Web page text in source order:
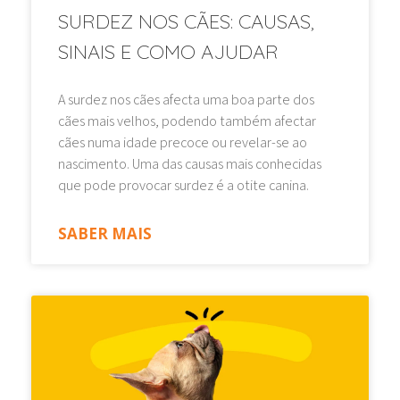
SURDEZ NOS CÃES: CAUSAS,
SINAIS E COMO AJUDAR
A surdez nos cães afecta uma boa parte dos
cães mais velhos, podendo também afectar
cães numa idade precoce ou revelar-se ao
nascimento. Uma das causas mais conhecidas
que pode provocar surdez é a otite canina.
SABER MAIS